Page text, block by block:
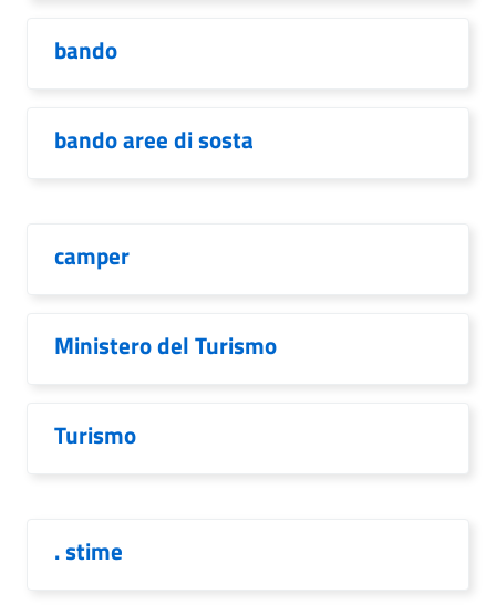
bando
bando aree di sosta
camper
Ministero del Turismo
Turismo
. stime